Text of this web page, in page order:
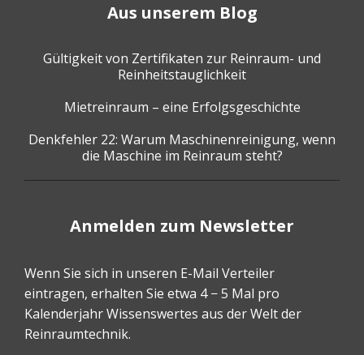
Aus unserem Blog
Gültigkeit von Zertifikaten zur Reinraum- und
Reinheitstauglichkeit
Mietreinraum – eine Erfolgsgeschichte
Denkfehler 22: Warum Maschinenreinigung, wenn
die Maschine im Reinraum steht?
Anmelden zum Newsletter
Wenn Sie sich in unseren E-Mail Verteiler
eintragen, erhalten Sie etwa 4 − 5 Mal pro
Kalenderjahr Wissenswertes aus der Welt der
Reinraumtechnik.